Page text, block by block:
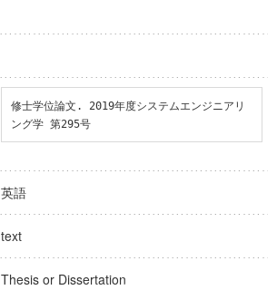
修士学位論文. 2019年度システムエンジニアリ
ング学 第295号
英語
text
Thesis or Dissertation